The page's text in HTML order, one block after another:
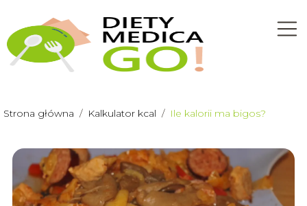
Strona główna / Kalkulator kcal / Ile kalorii ma bigos?